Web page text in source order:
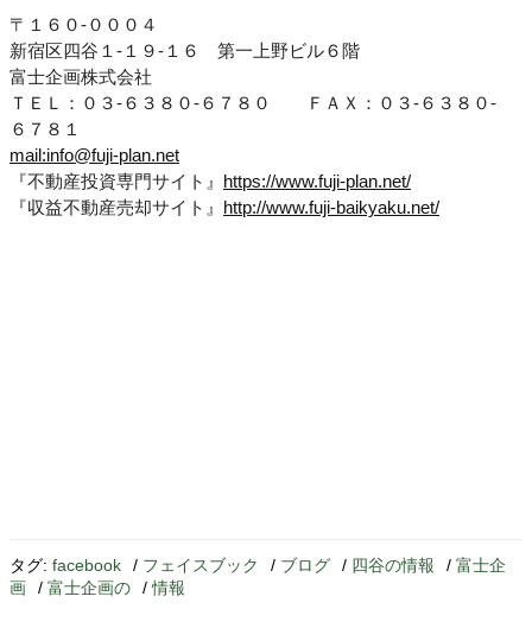
〒１６０-０００４
新宿区四谷１-１９-１６ 第一上野ビル６階
富士企画株式会社
ＴＥＬ：０３-６３８０-６７８０ ＦＡＸ：０３-６３８０-
６７８１
mail:info@fuji-plan.net
『不動産投資専門サイト』 https://www.fuji-plan.net/
『収益不動産売却サイト』 http://www.fuji-baikyaku.net/
タグ: facebook / フェイスブック / ブログ / 四谷の情報 / 富士企
画
/ 富士企画の /情報